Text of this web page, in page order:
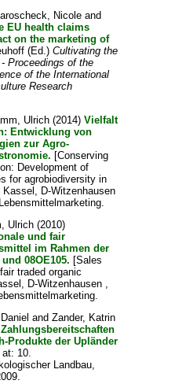
Nicoleand
EU health claims
on the marketing of
(Ed.) Cultivating the
Proceedings of the
of the International
Research
Ulrich(2014) Vielfalt
Entwicklung von
zur Agro-
[Conserving
Development of
for agrobiodiversity in
D-Witzenhausen
Ulrich(2010)
und fair
im Rahmen der
08OE105. [Sales
traded organic
D-Witzenhausen ,
and Zander, Katrin
Produkte der Upländer
at: 10.
Landbau,